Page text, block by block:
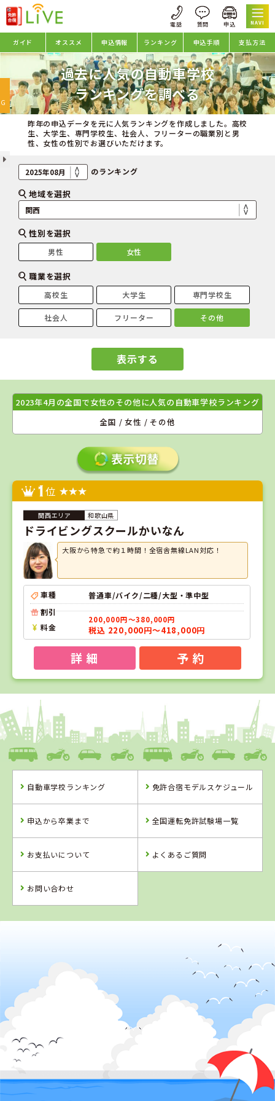
NAVI
ガイド オススメ 申込情報 ランキング 申込手順 支払方法
過去に人気の自動車学校
ランキングを調べる
昨年の申込データを元に人気ランキングを作成しました。高校
生、大学生、専門学校生、社会人、フリーターの職業別と男
性、女性の性別でお選びいただけます。
のランキング
地域を選択
性別を選択
男性 女性
職業を選択
高校生 大学生 専門学校生
社会人 フリーター その他
表示する
2023年4月の全国で女性のその他に人気の自動車学校ランキング
全国 / 女性 / その他
1位
和歌山県
ドライビングスクールかいなん
大阪から特急で約１時間！全宿舎無線LAN対応！
車種
普通車/バイク/二種/大型・準中型
割引
料金
200,000円～380,000円
税込 220,000円～418,000円
詳 細 予 約
1
和歌山県
ドライビングスクールかいなん
詳 細 予 約
クールかいなん
詳 細
自動車学校ランキング 免許合宿モデルスケジュール
申込から卒業まで 全国運転免許試験場一覧
お支払いについて よくあるご質問
お問い合わせ